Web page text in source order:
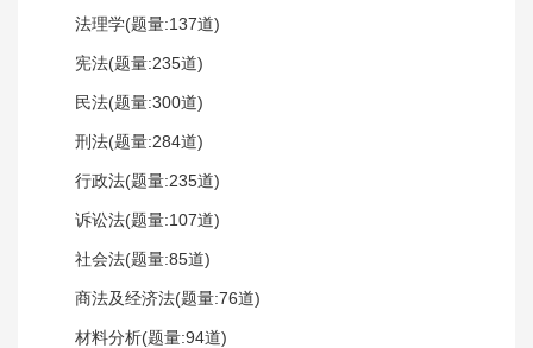
法理学(题量:137道)
宪法(题量:235道)
民法(题量:300道)
刑法(题量:284道)
行政法(题量:235道)
诉讼法(题量:107道)
社会法(题量:85道)
商法及经济法(题量:76道)
材料分析(题量:94道)